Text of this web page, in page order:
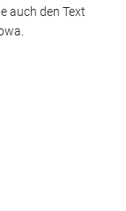
auch den Text